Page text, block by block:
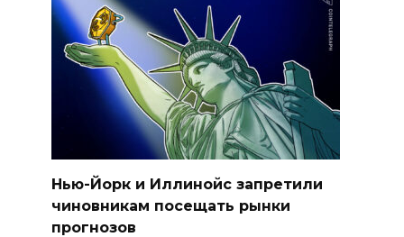
Нью-Йорк и Иллинойс запретили
чиновникам посещать рынки
прогнозов